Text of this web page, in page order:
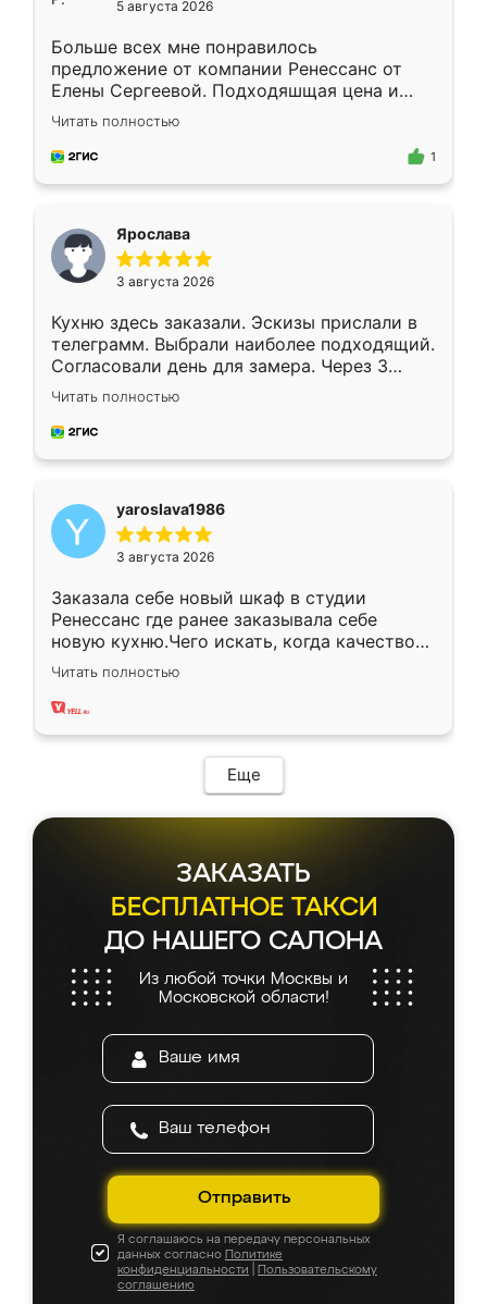
5 августа 2026
Больше всех мне понравилось
предложение от компании Ренессанс от
Елены Сергеевой. Подходяшщая цена и
короткие сроки изготовления. Приехавший
для замера сотрудник Владислав
предложил по моему эскизу самый
Читать полностью
1
Ярослава
3 августа 2026
Кухню здесь заказали. Эскизы прислали в
телеграмм. Выбрали наиболее подходящий.
Согласовали день для замера. Через 3
недели кухня была уже готова. Остались
довольны работой. Спасибо Ренессанс
мебель за качественную работу!
Читать полностью
yaroslava1986
3 августа 2026
Заказала себе новый шкаф в студии
Ренессанс где ранее заказывала себе
новую кухню.Чего искать, когда качеством
вполне довольна. Служит кухня уже почти
два года, нареканий нет.
Читать полностью
Еще
ЗАКАЗАТЬ
БЕСПЛАТНОЕ ТАКСИ
ДО НАШЕГО САЛОНА
Из любой точки Москвы и
Московской области!
Отправить
Я соглашаюсь на передачу персональных
данных согласно Политике
конфиденциальности
Пользовательскому
соглашению